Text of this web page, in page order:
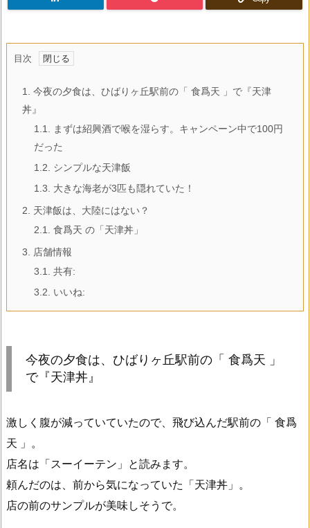
目次
1. 今夜の夕食は、ひばりヶ丘駅前の「 食爲天 」で『天津
丼』
1.1. まずは紹興酒で喉を湿らす。キャンペーン中で100円
だった
1.2. シンプルな天津飯
1.3. 大きな海老が3匹も隠れていた！
2. 天津飯は、大陸にはない？
2.1. 食爲天 の「天津丼」
3. 店舗情報
3.1. 共有:
3.2. いいね:
今夜の夕食は、ひばりヶ丘駅前の「 食爲天 」
で『天津丼』
激しく腹が減っていていたので、飛び込んだ駅前の「 食爲
天 」。
店名は「スーイーテン」と読みます。
頼んだのは、前から気になっていた「天津丼」。
店の前のサンプルが美味しそうで。